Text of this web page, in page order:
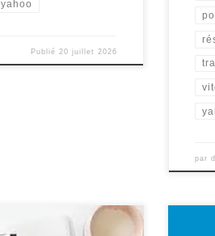
yahoo
Publié 20 juillet 2026
par